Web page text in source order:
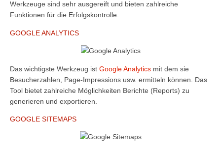
Werkzeuge sind sehr ausgereift und bieten zahlreiche
Funktionen für die Erfolgskontrolle.
GOOGLE ANALYTICS
Das wichtigste Werkzeug ist Google Analytics mit dem sie
Besucherzahlen, Page-Impressions usw. ermitteln können. Das
Tool bietet zahlreiche Möglichkeiten Berichte (Reports) zu
generieren und exportieren.
GOOGLE SITEMAPS